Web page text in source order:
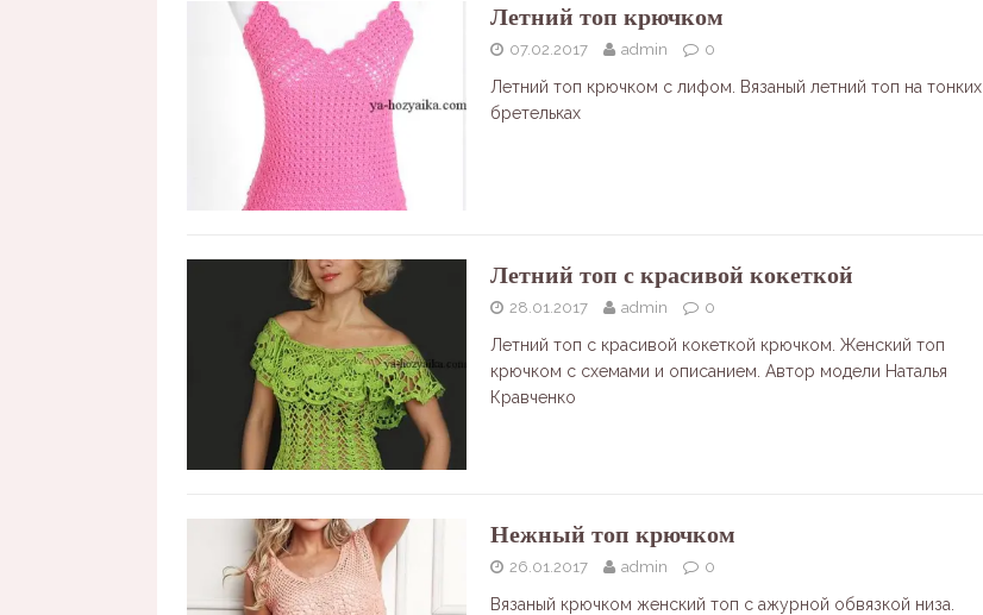
Летний топ крючком
07.02.2017 admin 0
Летний топ крючком с лифом. Вязаный летний топ на тонких
бретельках
Летний топ с красивой кокеткой
28.01.2017 admin 0
Летний топ с красивой кокеткой крючком. Женский топ
крючком с схемами и описанием. Автор модели Наталья
Кравченко
Нежный топ крючком
26.01.2017 admin 0
Вязаный крючком женский топ с ажурной обвязкой низа.